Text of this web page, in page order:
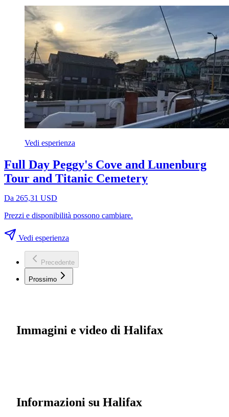
Vedi esperienza
Full Day Peggy's Cove and Lunenburg
Tour and Titanic Cemetery
Da 265,31 USD
Prezzi e disponibilità possono cambiare.
Vedi esperienza
Precedente
Prossimo
Immagini e video di Halifax
Informazioni su Halifax